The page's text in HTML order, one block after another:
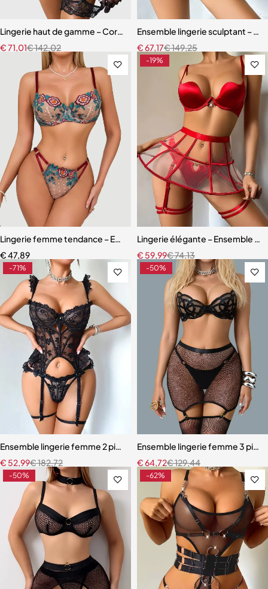
Lingerie haut de gamme – Corset en dentelle avec string,
€142,02
€71,01
Ensemble lingerie sculptant –
€149,25
€67,17
Lingerie femme tendance – Ensemble deux pièces en maille légère
€47,89
-19%
Lingerie élégante – Ensemble
€74,13
€ 59,99
-71%
Ensemble lingerie femme 2 pièces – Dentelle à cils et broderie
€182,72
€ 52,99
-50%
Ensemble lingerie femme 3
€129,44
€64,72
-50% -62%